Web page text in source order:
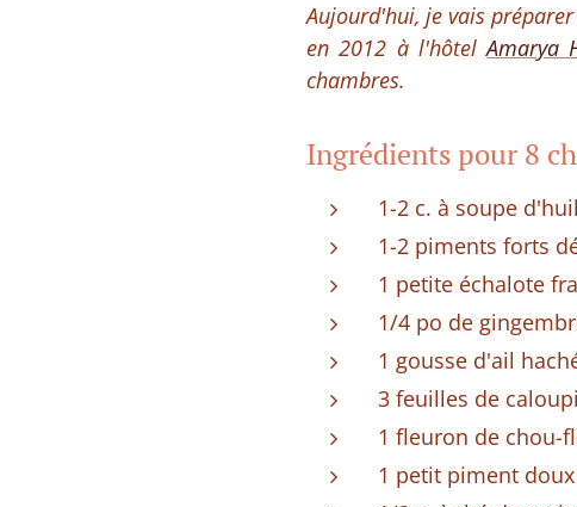
Aujourd'hui, je vais
en 2012 à l'hôtelAmarya
chambres.
Ingrédients pour 8
1-2 c. à soupe
1-2 piments forts
1 petite échalote
1/4 po de
1 gousse d'ail
3 feuilles de
1 fleuron de chou-
1 petit piment